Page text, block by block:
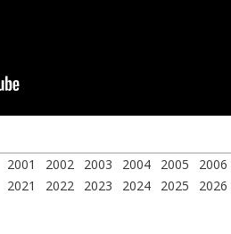
2001 2002 2003 2004 2005 2006
2021 2022 2023 2024 2025 2026